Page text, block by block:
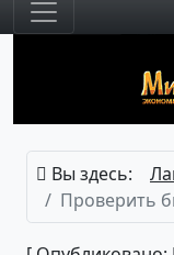
Вы здесь:
Проверить